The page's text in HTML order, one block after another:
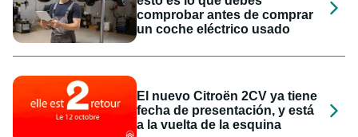
comprobar antes de comprar
un coche eléctrico usado
El nuevo Citroën 2CV ya tiene
fecha de presentación, y está
a la vuelta de la esquina